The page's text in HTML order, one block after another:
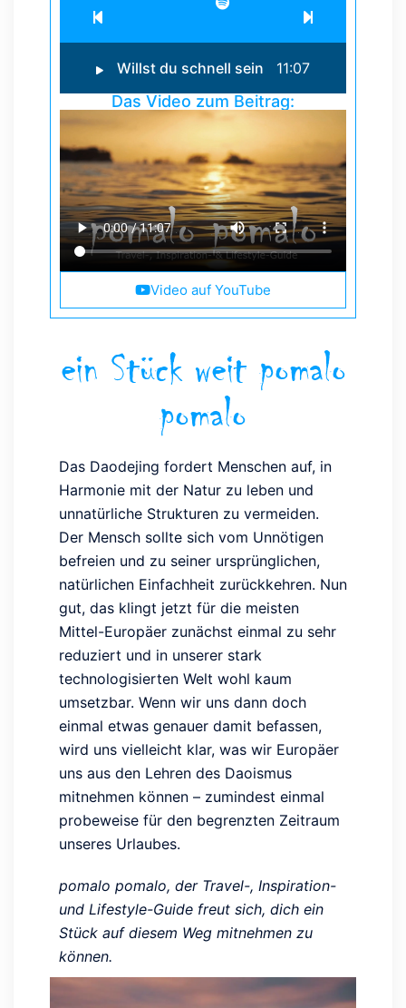
Willst du schnell sein 11:07
Das Video zum Beitrag:
Video auf YouTube
ein Stück weit pomalo
pomalo
Das Daodejing fordert Menschen auf, in
Harmonie mit der Natur zu leben und
unnatürliche Strukturen zu vermeiden.
Der Mensch sollte sich vom Unnötigen
befreien und zu seiner ursprünglichen,
natürlichen Einfachheit zurückkehren. Nun
gut, das klingt jetzt für die meisten
Mittel-Europäer zunächst einmal zu sehr
reduziert und in unserer stark
technologisierten Welt wohl kaum
umsetzbar. Wenn wir uns dann doch
einmal etwas genauer damit befassen,
wird uns vielleicht klar, was wir Europäer
uns aus den Lehren des Daoismus
mitnehmen können – zumindest einmal
probeweise für den begrenzten Zeitraum
unseres Urlaubes.
pomalo pomalo, der Travel-, Inspiration-
und Lifestyle-Guide freut sich, dich ein
Stück auf diesem Weg mitnehmen zu
können.